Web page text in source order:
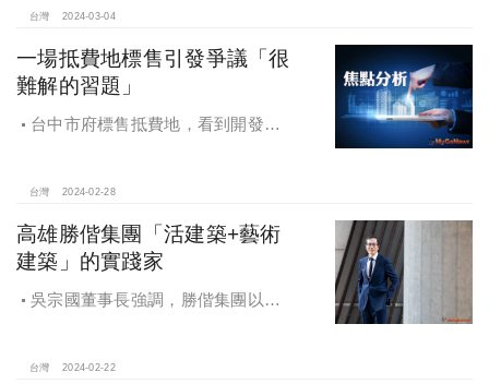
台灣 2024-03-04
一場抵費地標售引發爭議「很
難解的習題」
台中市府標售抵費地，看到開發商
台灣 2024-02-28
高雄勝偕集團「活建築+藝術
建築」的實踐家
吳宗國董事長強調，勝偕集團以
團旗下自冠建設在鳳山推出了令人矚
台灣 2024-02-22